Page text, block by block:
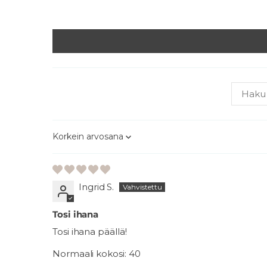
Sort by
Ingrid S.
Tosi ihana
Tosi ihana päällä!
Normaali kokosi: 40